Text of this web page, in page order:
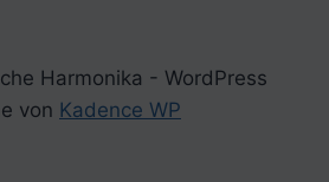
Harmonika - WordPress
von Kadence WP